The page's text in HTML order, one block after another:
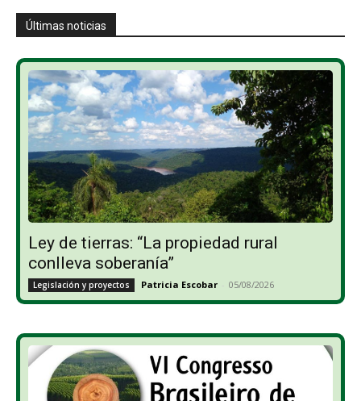
Últimas noticias
Ley de tierras: “La propiedad rural
conlleva soberanía”
Legislación y proyectos Patricia Escobar - 05/08/2026